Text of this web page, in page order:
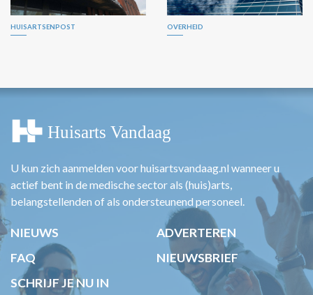
HUISARTSENPOST OVERHEID
U kun zich aanmelden voor huisartsvandaag.nl wanneer u
actief bent in de medische sector als (huis)arts,
belangstellenden of als ondersteunend personeel.
NIEUWS
ADVERTEREN
FAQ
NIEUWSBRIEF
SCHRIJF JE NU IN